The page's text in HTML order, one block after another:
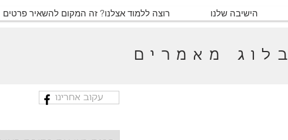
הישיבה שלנו רוצה ללמוד אצלנו? זה המקום להשאיר פרטים
בלוג מאמרים
עקוב אחרינו